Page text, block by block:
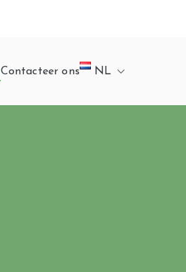
Contacteer ons NL